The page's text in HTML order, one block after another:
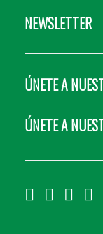
NEWSLETTER
ÚNETE A
ÚNETE A